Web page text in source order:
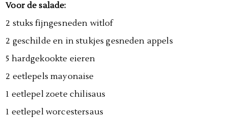
Voor de salade:
2 stuks fijngesneden witlof
2 geschilde en in stukjes gesneden appels
5 hardgekookte eieren
2 eetlepels mayonaise
1 eetlepel zoete chilisaus
1 eetlepel worcestersaus